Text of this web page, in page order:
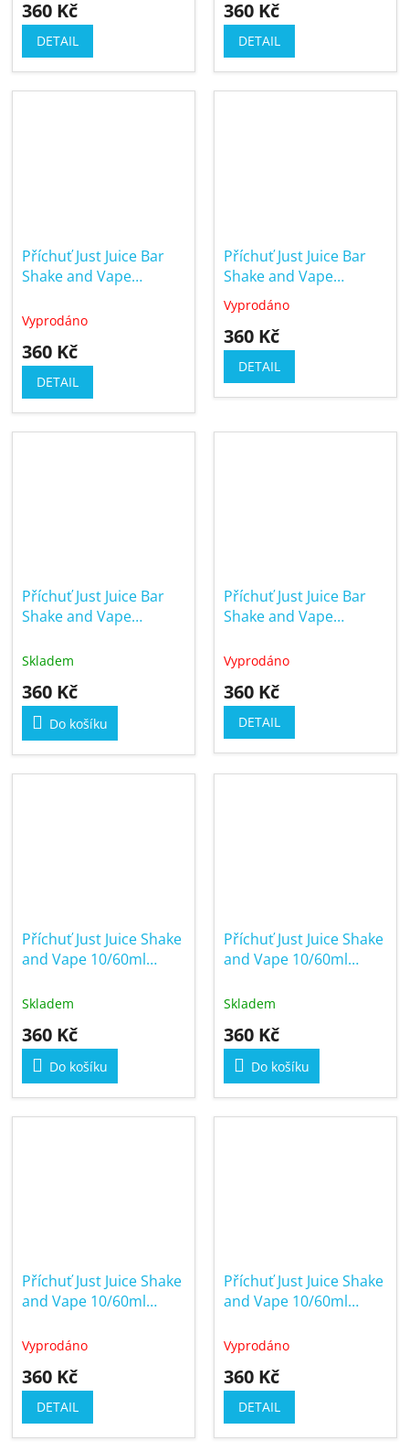
360 Kč
DETAIL
360 Kč
DETAIL
Příchuť Just Juice Bar
Shake and Vape
Vyprodáno
360 Kč
DETAIL
Příchuť Just Juice Bar
Shake and Vape
10/60ml Orange &
Clementine
Průměrné
produktu
5,0
z
hvězdiček.
Vyprodáno
360 Kč
DETAIL
Příchuť Just Juice Bar
Shake and Vape
Skladem
360 Kč
Do košíku
Příchuť Just Juice Bar
Shake and Vape
Vyprodáno
360 Kč
DETAIL
Příchuť Just Juice Shake
and Vape 10/60ml
Skladem
360 Kč
Do košíku
Příchuť Just Juice Shake
and Vape 10/60ml
Skladem
360 Kč
Do košíku
Příchuť Just Juice Shake
and Vape 10/60ml
Vyprodáno
360 Kč
DETAIL
Příchuť Just Juice Shake
and Vape 10/60ml
Guava
Vyprodáno
360 Kč
DETAIL